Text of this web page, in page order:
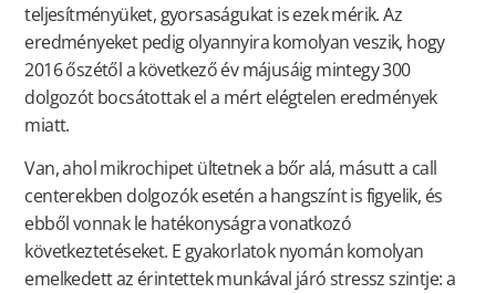
teljesítményüket, gyorsaságukat is ezek mérik. Az
eredményeket pedig olyannyira komolyan veszik, hogy
2016 őszétől a következő év májusáig mintegy 300
dolgozót bocsátottak el a mért elégtelen eredmények
miatt.
Van, ahol mikrochipet ültetnek a bőr alá, másutt a call
centerekben dolgozók esetén a hangszínt is figyelik, és
ebből vonnak le hatékonyságra vonatkozó
következtetéseket. E gyakorlatok nyomán komolyan
emelkedett az érintettek munkával járó stressz szintje: a